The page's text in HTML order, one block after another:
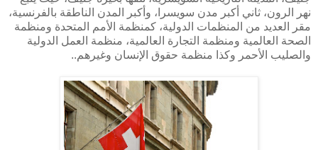
نهر الرون، ثاني أكبر مدن سويسرا، وأكبر المدن الناطقة بالفرنسية،
مقر العديد من المنظمات الدولية، كمنظمة الأمم المتحدة ومنظمة
الصحة العالمية ومنظمة التجارة العالمية، منظمة العمل الدولية
والصليب الأحمر وكذا منظمة حقوق الإنسان وغيرهم..